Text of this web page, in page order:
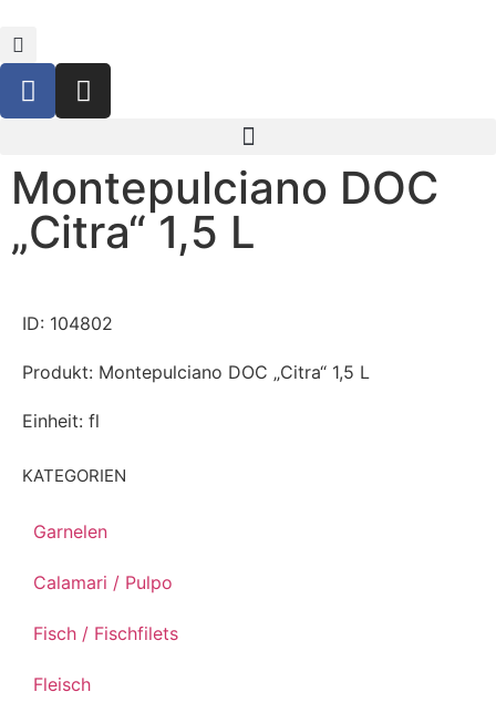
Montepulciano DOC
„Citra“ 1,5 L
KATEGORIEN
Garnelen
Calamari / Pulpo
Fisch / Fischfilets
Fleisch
ID: 104802
Produkt: Montepulciano DOC „Citra“ 1,5 L
Einheit: fl